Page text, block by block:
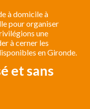
à domicile à
pour organiser
une
à cerner les
en Gironde.
et sans